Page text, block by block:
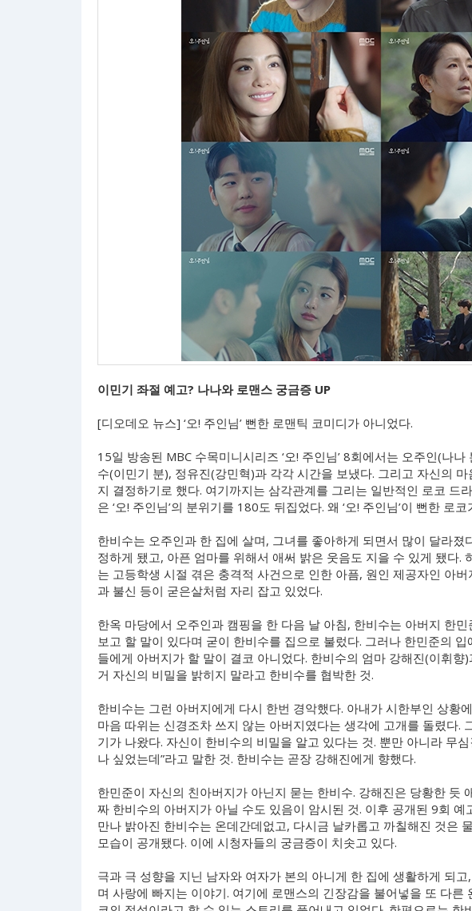
이민기 좌절 예고? 나나와 로맨스 궁금증 UP
[디오데오 뉴스] ‘오! 주인님’ 뻔한 로맨틱 코미디가 아니었다.
15일 방송된 MBC 수목미니시리즈 ‘오! 주인님’ 8회에서는 오주인(나
수(이민기 분), 정유진(강민혁)과 각각 시간을 보냈다. 그리고 자신의
지 결정하기로 했다. 여기까지는 삼각관계를 그리는 일반적인 로코 드
은 ‘오! 주인님’의 분위기를 180도 뒤집었다. 왜 ‘오! 주인님’이 뻔한 로
한비수는 오주인과 한 집에 살며, 그녀를 좋아하게 되면서 많이 달라졌
정하게 됐고, 아픈 엄마를 위해서 애써 밝은 웃음도 지을 수 있게 됐다.
는 고등학생 시절 겪은 충격적 사건으로 인한 아픔, 원인 제공자인 아
과 불신 등이 굳은살처럼 자리 잡고 있었다.
한옥 마당에서 오주인과 캠핑을 한 다음 날 아침, 한비수는 아버지 한
보고 할 말이 있다며 굳이 한비수를 집으로 불렀다. 그러나 한민준의
들에게 아버지가 할 말이 결코 아니었다. 한비수의 엄마 강해진(이휘
거 자신의 비밀을 밝히지 말라고 한비수를 협박한 것.
한비수는 그런 아버지에게 다시 한번 경악했다. 아내가 시한부인 상황
마음 따위는 신경조차 쓰지 않는 아버지였다는 생각에 고개를 돌렸다.
기가 나왔다. 자신이 한비수의 비밀을 알고 있다는 것. 뿐만 아니라 무
나 싶었는데”라고 말한 것. 한비수는 곧장 강해진에게 향했다.
한민준이 자신의 친아버지가 아닌지 묻는 한비수. 강해진은 당황한 듯
짜 한비수의 아버지가 아닐 수도 있음이 암시된 것. 이후 공개된 9회
만나 밝아진 한비수는 온데간데없고, 다시금 날카롭고 까칠해진 것은
모습이 공개됐다. 이에 시청자들의 궁금증이 치솟고 있다.
극과 극 성향을 지닌 남자와 여자가 본의 아니게 한 집에 생활하게 되
며 사랑에 빠지는 이야기. 여기에 로맨스의 긴장감을 불어넣을 또 다른